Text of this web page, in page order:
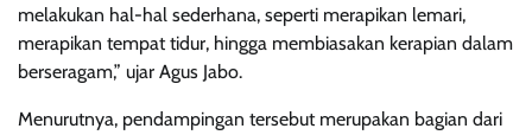
melakukan hal-hal sederhana, seperti merapikan lemari,
merapikan tempat tidur, hingga membiasakan kerapian dalam
berseragam,” ujar Agus Jabo.
Menurutnya, pendampingan tersebut merupakan bagian dari